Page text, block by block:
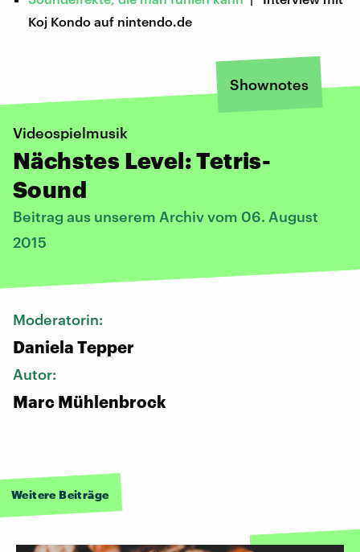
Koj Kondo auf nintendo.de
Shownotes
Videospielmusik
Nächstes Level: Tetris-
Sound
Beitrag aus unserem Archiv vom 06. August
2015
Moderatorin:
Daniela Tepper
Autor:
Marc Mühlenbrock
Weitere Beiträge